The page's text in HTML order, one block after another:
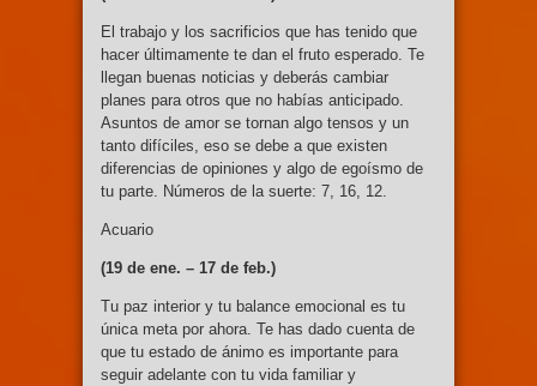
El trabajo y los sacrificios que has tenido que
hacer últimamente te dan el fruto esperado. Te
llegan buenas noticias y deberás cambiar
planes para otros que no habías anticipado.
Asuntos de amor se tornan algo tensos y un
tanto difíciles, eso se debe a que existen
diferencias de opiniones y algo de egoísmo de
tu parte. Números de la suerte: 7, 16, 12.
Acuario
(19 de ene. – 17 de feb.)
Tu paz interior y tu balance emocional es tu
única meta por ahora. Te has dado cuenta de
que tu estado de ánimo es importante para
seguir adelante con tu vida familiar y